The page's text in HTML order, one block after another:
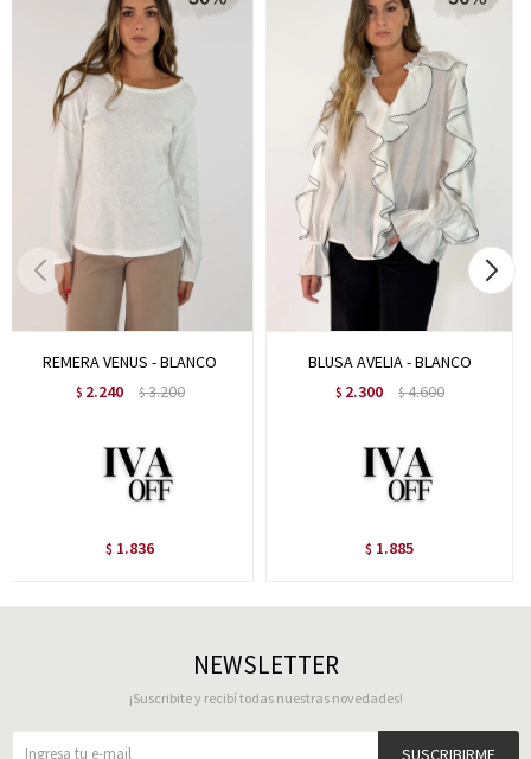
REMERA VENUS - BLANCO
$ 2.240 $3.200
$ 1.836
BLUSA AVELIA - BLANCO
$ 2.300 $4.600
$ 1.885
NEWSLETTER
¡Suscribite y recibí todas nuestras novedades!
SUSCRIBIRME